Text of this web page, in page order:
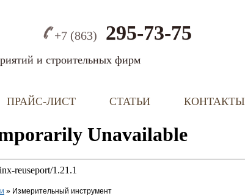
и строительных фирм
+7 (863) 295-73-75
ПРАЙС-ЛИСТ СТАТЬИ КОНТАКТЫ
» Измерительный инструмент